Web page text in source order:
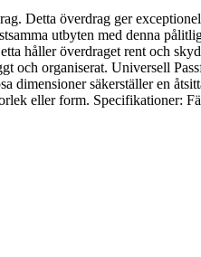
Detta överdrag ger
utbyten med denna
håller överdraget rent och
organiserat. Universell
säkerställer en
eller form. Specifikationer: